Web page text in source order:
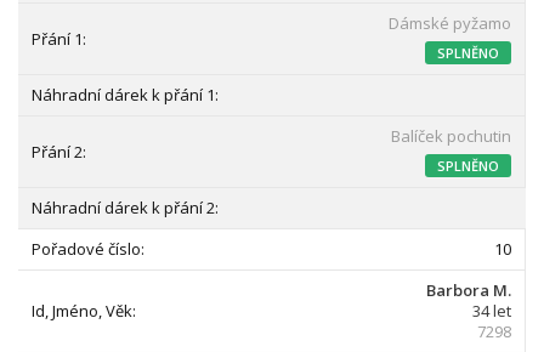
Dámské pyžamo
SPLNĚNO
Balíček pochutin
SPLNĚNO
10
Barbora M.
34 let
7298